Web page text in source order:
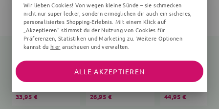
Schlafsack Bär Teddy
creme
33,95 €
T-Shirt
Affen
26,95 €
Vögel, rosa
44,95 €
Wir lieben Cookies! Von wegen kleine Sünde – sie schmecken
nicht nur super lecker, sondern ermöglichen dir auch ein sicheres,
personalisiertes Shopping-Erlebnis. Mit einem Klick auf
„Akzeptieren“ stimmst du der Nutzung von Cookies für
Präferenzen, Statistiken und Marketing zu. Weitere Optionen
kannst du hier anschauen und verwalten.
ALLE AKZEPTIEREN